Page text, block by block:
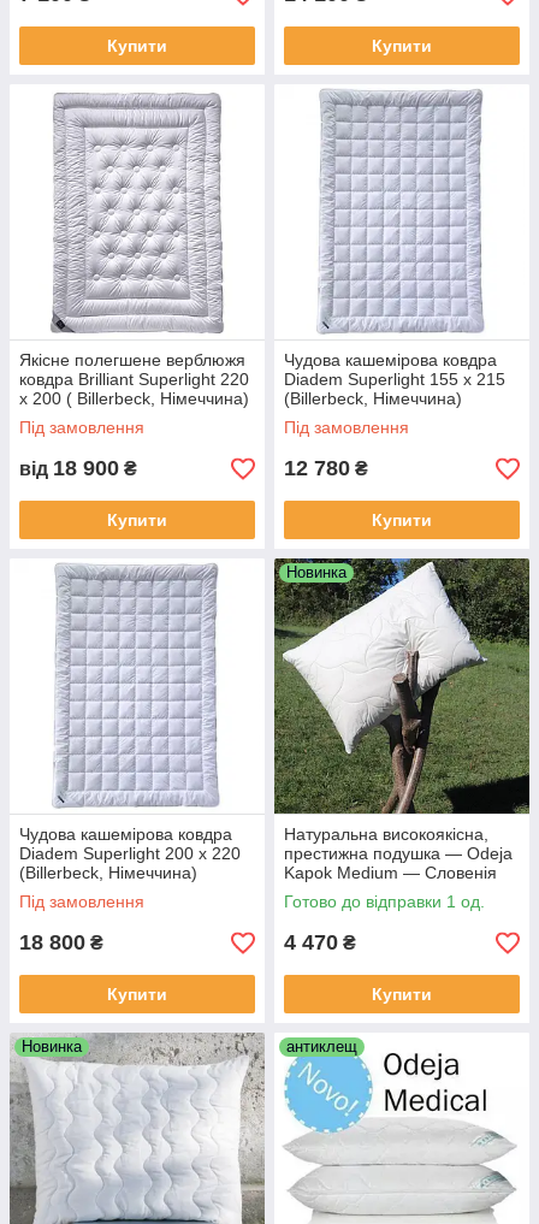
Купити Купити
Якісне полегшене верблюжя
ковдра Brilliant Superlight 220
х 200 ( Billerbeck, Німеччина)
Під замовлення
від 18 900 ₴
Купити
Чудова кашемірова ковдра
Diadem Superlight 155 х 215
(Billerbeck, Німеччина)
Під замовлення
12 780 ₴
Купити
Чудова кашемірова ковдра
Diadem Superlight 200 х 220
(Billerbeck, Німеччина)
Під замовлення
18 800 ₴
Купити
Новинка
Натуральна високоякісна,
престижна подушка — Odeja
Kapok Medium — Словенія
Готово до відправки 1 од.
4 470 ₴
Купити
Новинка антиклещ